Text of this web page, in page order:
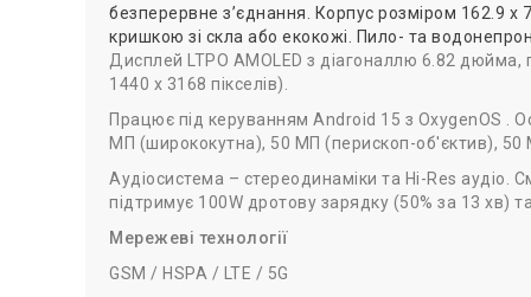
безперервне з’єднання. Корпус розміром 162.9
кришкою зі скла або екокожі. Пило- та
Дисплей LTPO AMOLED з діагоналлю 6.82 дюйма,
1440 x 3168 пікселів).
Працює під керуванням Android 15 з OxygenOS .
МП (ширококутна), 50 МП (перископ-об'єктив), 50
Аудіосистема – стереодинаміки та Hi-Res
підтримує 100W дротову зарядку (50% за 13 хв)
Мережеві технології
GSM / HSPA / LTE / 5G